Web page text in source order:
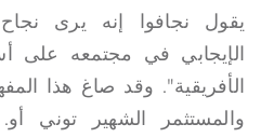
يقول نجافوا إنه يرى
الإيجابي في مجتمعه على
الأفريقية". وقد صاغ هذا